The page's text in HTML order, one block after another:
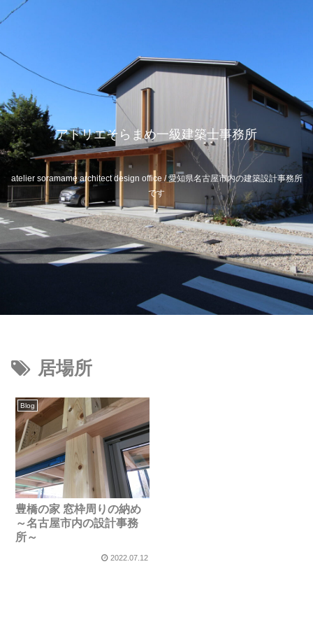
アトリエそらまめ一級建築士事務所
atelier soramame architect design office / 愛知県名古屋市内の建築設計事務所
です
居場所
Blog
豊橋の家 窓枠周りの納め
～名古屋市内の設計事務
所～
2022.07.12